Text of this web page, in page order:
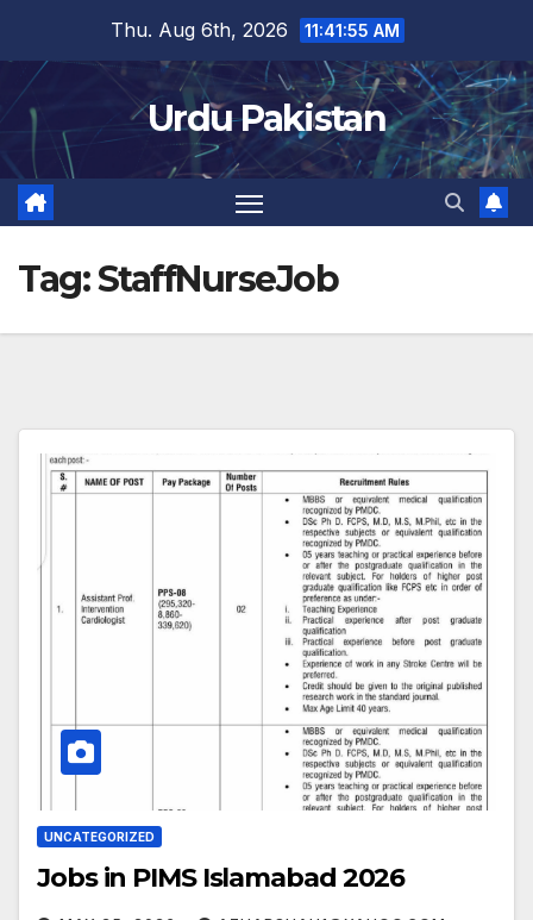
content
Thu. Aug 6th, 2026 11:41:55 AM
Urdu Pakistan
Tag:StaffNurseJob
UNCATEGORIZED
Jobs in PIMS Islamabad 2026